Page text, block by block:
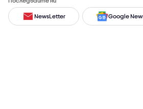
NewsLetter Google